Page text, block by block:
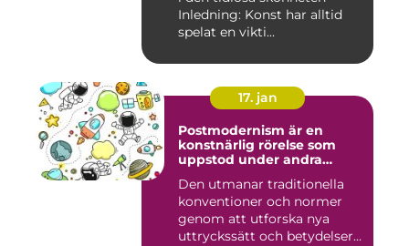
Inledning: Konst har alltid
spelat en vikti...
17. jan
Postmodernism är en
konstnärlig rörelse som
uppstod under andra
fortsätter att påverka
samtida konstvärlden
Den utmanar traditionella
konventioner och normer
genom att utforska nya
uttryckssätt och betydelser...